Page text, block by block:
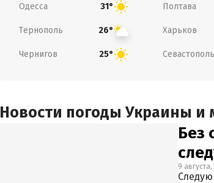
Одесса 31° Полтава
Тернополь 26° Харьков
Чернигов 25° Севастополь
Новости погоды Украины и
Без
9 августа,